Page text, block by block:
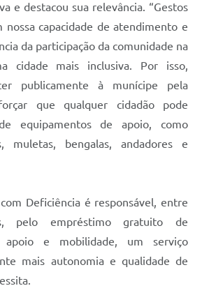
e destacou sua relevância. “Gestos
nossa capacidade de atendimento e
da participação da comunidade na
cidade mais inclusiva. Por isso,
publicamente à munícipe pela
que qualquer cidadão pode
equipamentos de apoio, como
muletas, bengalas, andadores e
Deficiência é responsável, entre
pelo empréstimo gratuito de
apoio e mobilidade, um serviço
mais autonomia e qualidade de